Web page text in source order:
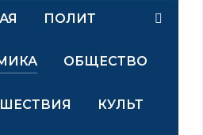
ПОЛИТ
ОБЩЕСТВО
КУЛЬТ